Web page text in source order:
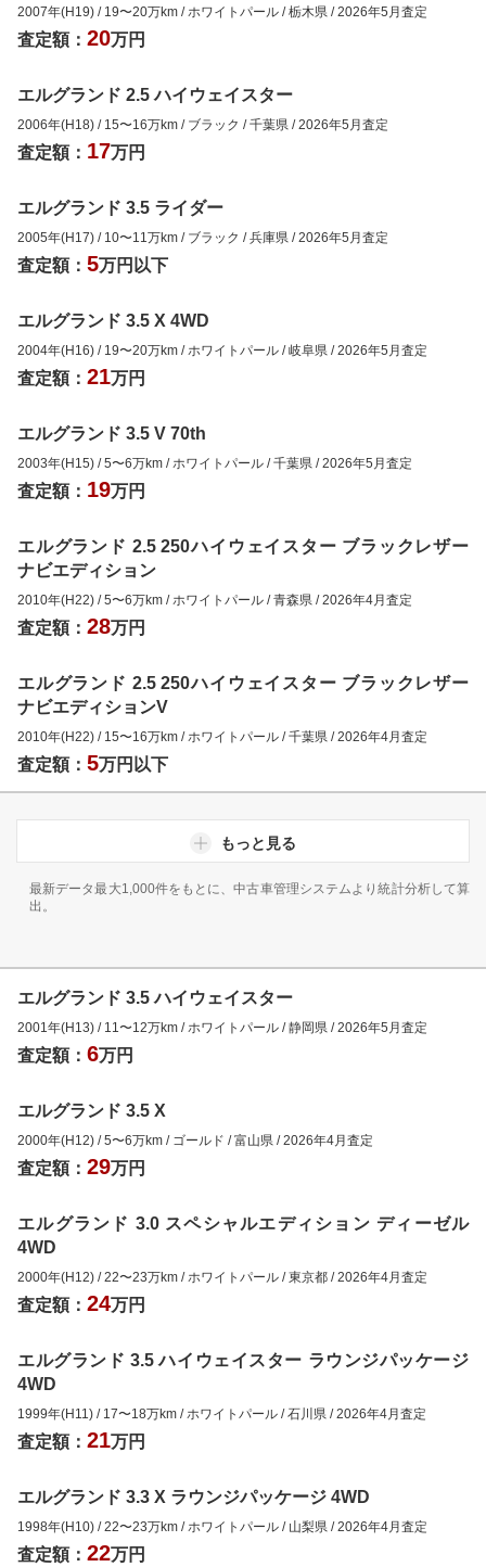
2007年(H19) / 19〜20万km / ホワイトパール /栃木県 /2026年5月査定
査定額： 20万円
エルグランド 2.5 ハイウェイスター
2006年(H18) / 15〜16万km / ブラック /千葉県 /2026年5月査定
査定額： 17万円
エルグランド 3.5 ライダー
2005年(H17) / 10〜11 万km / ブラック /兵庫県 /2026年5月査定
査定額： 5万円以下
エルグランド 3.5 X 4WD
2004年(H16) / 19〜20万km / ホワイトパール /岐阜県 /2026年5月査定
査定額： 21万円
エルグランド 3.5 V 70th
2003年(H15) /5〜6万km / ホワイトパール /千葉県 /2026年5月査定
査定額： 19万円
エルグランド 2.5 250ハイウェイスター ブラックレザー
ナビエディション
2010年(H22) /5〜6万km / ホワイトパール /青森県 /2026年4月査定
査定額： 28万円
エルグランド 2.5 250ハイウェイスター ブラックレザー
ナビエディションV
2010年(H22) / 15〜16万km / ホワイトパール /千葉県 /2026年4月査定
査定額： 5万円以下
もっと見る
最新データ最大1,000件をもとに、中古車管理システムより統計分析して算
出。
エルグランド 3.5 ハイウェイスター
2001年(H13) / 11 〜12万km / ホワイトパール /静岡県 /2026年5月査定
査定額： 6万円
エルグランド 3.5 X
2000年(H12) /5〜6万km / ゴールド /富山県 /2026年4月査定
査定額： 29万円
エルグランド 3.0 スペシャルエディション ディーゼル
4WD
2000年(H12) /22〜23万km / ホワイトパール /東京都 /2026年4月査定
査定額： 24万円
エルグランド 3.5 ハイウェイスター ラウンジパッケージ
4WD
1999年(H11) / 17〜18万km / ホワイトパール /石川県 /2026年4月査定
査定額： 21万円
エルグランド 3.3 X ラウンジパッケージ 4WD
1998年(H10) /22〜23万km / ホワイトパール / 山梨県 /2026年4月査定
査定額： 22万円